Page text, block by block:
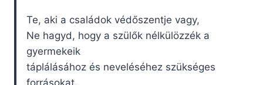
Te, aki a családok védőszentje vagy,
Ne hagyd, hogy a szülők nélkülözzék a
gyermekeik
táplálásához és neveléséhez szükséges